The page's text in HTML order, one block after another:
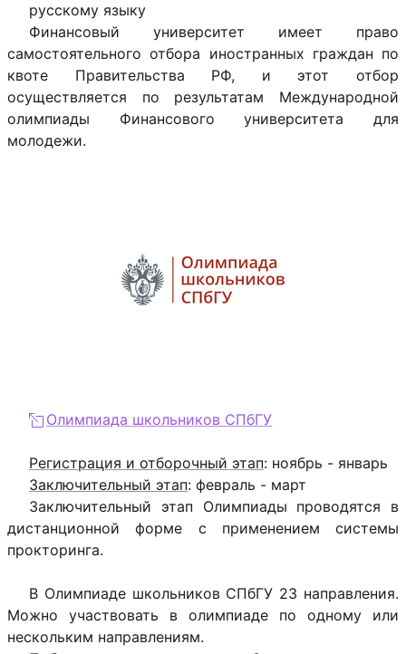
русскому языку
Финансовый университет имеет право
самостоятельного отбора иностранных граждан по
квоте Правительства РФ, и этот отбор
осуществляется по результатам Международной
олимпиады Финансового университета для
молодежи.
Олимпиада школьников СПбГУ
Регистрация и отборочный этап: ноябрь - январь
Заключительный этап: февраль - март
Заключительный этап Олимпиады проводятся в
дистанционной форме с применением системы
прокторинга.
В Олимпиаде школьников СПбГУ 23 направления.
Можно участвовать в олимпиаде по одному или
нескольким направлениям.